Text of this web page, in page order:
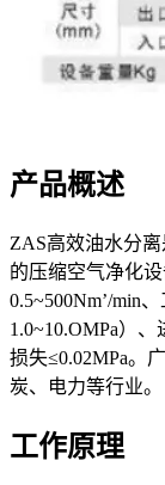
产品概述
ZAS高效油水分离
的压缩空气净化
0.5~500Nm’/min
1.0~10.OMPa）
损失≤0.02MPa。
炭、电力等行业。
工作原理